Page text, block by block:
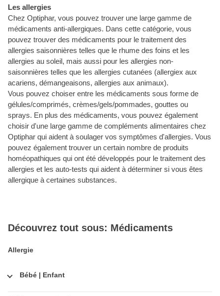
Les allergies
Chez Optiphar, vous pouvez trouver une large gamme de
médicaments anti-allergiques. Dans cette catégorie, vous
pouvez trouver des médicaments pour le traitement des
allergies saisonnières telles que le rhume des foins et les
allergies au soleil, mais aussi pour les allergies non-
saisonnières telles que les allergies cutanées (allergiex aux
acariens, démangeaisons, allergies aux animaux).
Vous pouvez choiser entre les médicaments sous forme de
gélules/comprimés, crèmes/gels/pommades, gouttes ou
sprays. En plus des médicaments, vous pouvez également
choisir d'une large gamme de compléments alimentaires chez
Optiphar qui aident à soulager vos symptômes d'allergies. Vous
pouvez également trouver un certain nombre de produits
homéopathiques qui ont été développés pour le traitement des
allergies et les auto-tests qui aident à déterminer si vous êtes
allergique à certaines substances.
Découvrez tout sous: Médicaments
Allergie
Bébé | Enfant